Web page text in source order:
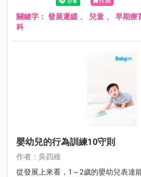
關鍵字： 發展遲緩 、 兒童 、 早期療
科
嬰幼兒的行為訓練10守則
作者：吳四維
從發展上來看，1～2歲的嬰幼兒表達